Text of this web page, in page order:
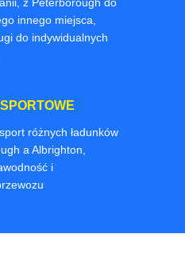
innego miejsca,
do indywidualnych
różnych ładunków
a Albrighton,
i